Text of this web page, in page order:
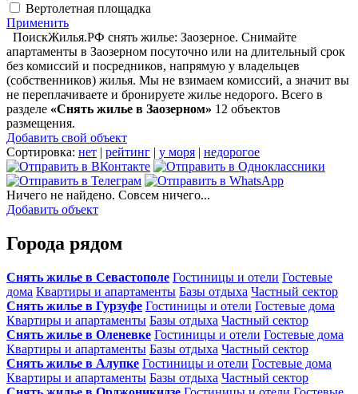
Вертолетная площадка
Применить
ПоискЖилья.РФ снять жилье: Заозерное. Снимайте
апартаменты в Заозерном посуточно или на длительный срок
без комиссий и посредников, напрямую у владельцев
(собственников) жилья. Мы не взимаем комиссий, а значит вы
не переплачиваете и бронируете жилье недорого. Всего в
разделе «Снять жилье в Заозерном» 12 объектов
размещения.
Добавить свой объект
Сортировка: нет | рейтинг | у моря | недорогое
Ничего не найдено. Совсем ничего...
Добавить объект
Города рядом
Снять жилье в Севастополе Гостиницы и отели Гостевые
дома Квартиры и апартаменты Базы отдыха Частный сектор
Снять жилье в Гурзуфе Гостиницы и отели Гостевые дома
Квартиры и апартаменты Базы отдыха Частный сектор
Снять жилье в Оленевке Гостиницы и отели Гостевые дома
Квартиры и апартаменты Базы отдыха Частный сектор
Снять жилье в Алупке Гостиницы и отели Гостевые дома
Квартиры и апартаменты Базы отдыха Частный сектор